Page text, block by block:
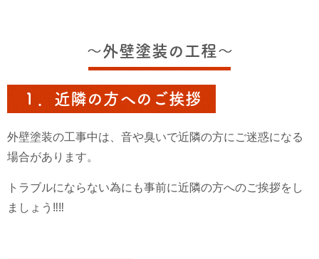
～外壁塗装の工程～
１．近隣の方へのご挨拶
外壁塗装の工事中は、音や臭いで近隣の方にご迷惑になる
場合があります。
トラブルにならない為にも事前に近隣の方へのご挨拶をし
ましょう‼‼